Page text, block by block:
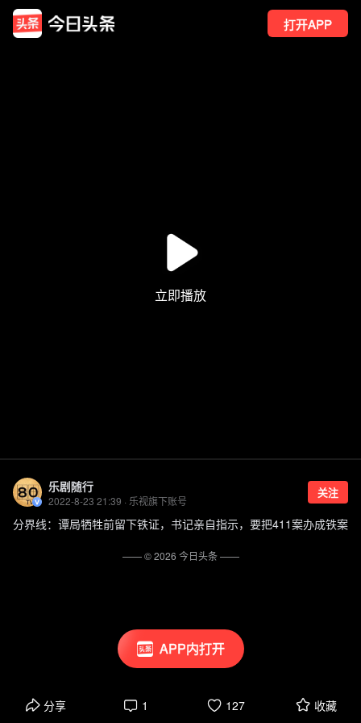
打开APP
APP内打开
乐剧随行
2022-8-23 21:39 · 乐视旗下账号
关注
分界线：谭局牺牲前留下铁证，书记亲自指示，要把411案办成铁案
分享 1 127 收藏
—— ©2026 今日头条——